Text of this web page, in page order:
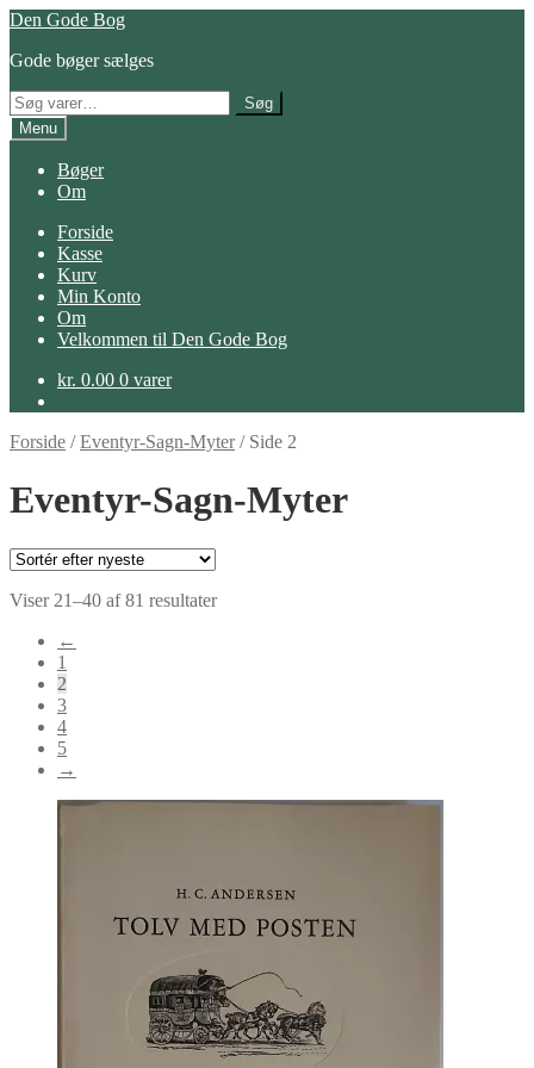
Spring
navigation
Spring
indhold
Den Gode Bog
Gode bøger sælges
Søg
efter:
Søg
Menu
Bøger
Om
Forside
Kasse
Kurv
Min Konto
Om
Velkommen til Den Gode Bog
kr. 0.00 0 varer
Forside /Eventyr-Sagn-Myter/ Side 2
Eventyr-Sagn-Myter
Viser 21–40 af 81 resultaterSorteret
←
1
2
3
4
5
→